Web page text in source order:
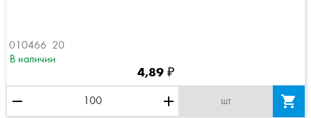
010466  20
В наличии
4,89 ₽
remove add шт 